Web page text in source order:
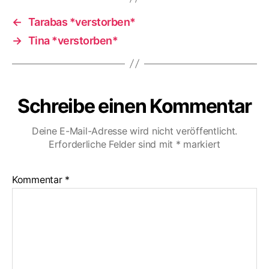
← Tarabas *verstorben*
→ Tina *verstorben*
Schreibe einen Kommentar
Deine E-Mail-Adresse wird nicht veröffentlicht.
Erforderliche Felder sind mit * markiert
Kommentar *